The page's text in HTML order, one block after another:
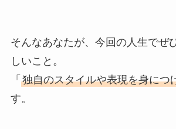
そんなあなたが、今回の人生でぜ
しいこと。
「 独自のスタイルや表現を身につ
す。